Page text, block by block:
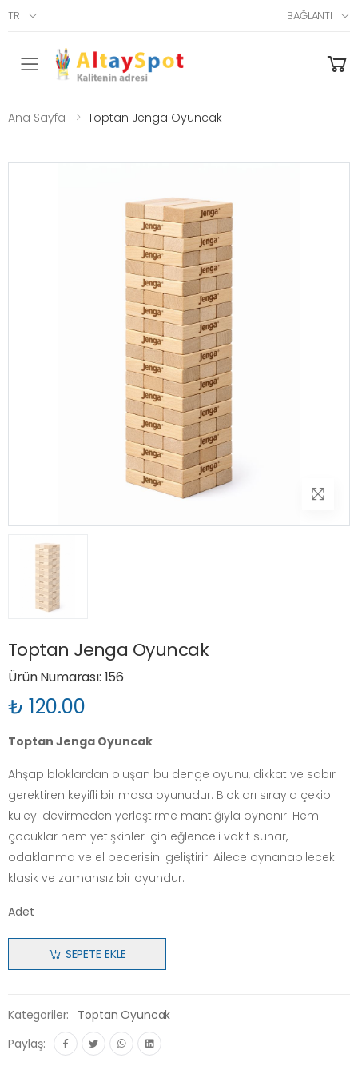
TR BAĞLANTI
Menü
Ana Sayfa Toptan Jenga Oyuncak
Toptan Jenga Oyuncak
Ürün Numarası: 156
₺ 120.00
Toptan Jenga Oyuncak
Ahşap bloklardan oluşan bu denge oyunu, dikkat ve sabır
gerektiren keyifli bir masa oyunudur. Blokları sırayla çekip
kuleyi devirmeden yerleştirme mantığıyla oynanır. Hem
çocuklar hem yetişkinler için eğlenceli vakit sunar,
odaklanma ve el becerisini geliştirir. Ailece oynanabilecek
klasik ve zamansız bir oyundur.
Adet
SEPETE EKLE
Kategoriler:
Toptan Oyuncak
Paylaş: